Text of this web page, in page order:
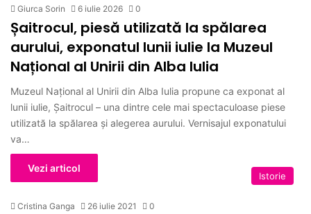
Giurca Sorin 6 iulie 2026 0
Șaitrocul, piesă utilizată la spălarea
aurului, exponatul lunii iulie la Muzeul
Național al Unirii din Alba Iulia
Muzeul Național al Unirii din Alba Iulia propune ca exponat al
lunii iulie, Șaitrocul – una dintre cele mai spectaculoase piese
utilizată la spălarea și alegerea aurului. Vernisajul exponatului
va…
Vezi articol
Istorie
Cristina Ganga 26 iulie 2021 0